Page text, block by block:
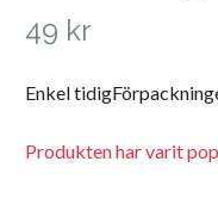
49 kr
Enkel
Produkten har varit